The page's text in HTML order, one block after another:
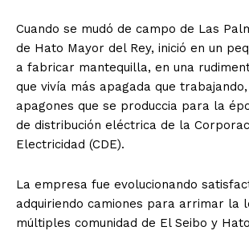
Cuando se mudó de campo de Las
de Hato Mayor del Rey, inició en un
a fabricar mantequilla, en una
que vivía más apagada que
apagones que se produccia para la
de distribución eléctrica de la
Electricidad (CDE).
La empresa fue evolucionando
adquiriendo camiones para arrimar la
múltiples comunidad de El Seibo y